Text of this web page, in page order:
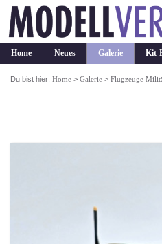
Home Neues Galerie Kit-
Du bist hier:Home >Galerie >Flugzeuge